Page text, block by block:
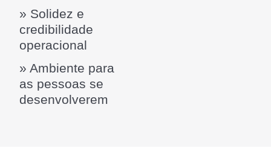
» Solidez e
credibilidade
operacional
» Ambiente para
as pessoas se
desenvolverem